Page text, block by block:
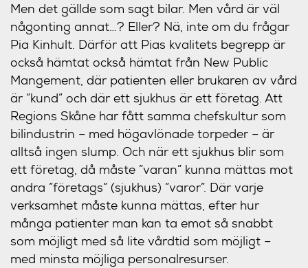
Men det gällde som sagt bilar. Men vård är väl
någonting annat…? Eller? Nä, inte om du frågar
Pia Kinhult. Därför att Pias kvalitets begrepp är
också hämtat också hämtat från New Public
Mangement, där patienten eller brukaren av vård
är ”kund” och där ett sjukhus är ett företag. Att
Regions Skåne har fått samma chefskultur som
bilindustrin ­– med högavlönade torpeder – är
alltså ingen slump. Och när ett sjukhus blir som
ett företag, då måste ”varan” kunna mättas mot
andra ”företags” (sjukhus) ”varor”. Där varje
verksamhet måste kunna mättas, efter hur
många patienter man kan ta emot så snabbt
som möjligt med så lite vårdtid som möjligt –
med minsta möjliga personalresurser.